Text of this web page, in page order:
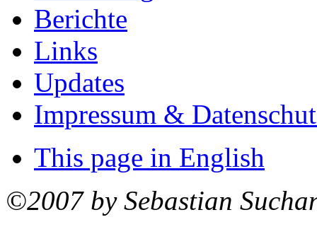
Berichte
Links
Updates
Impressum &
This page in English
©2007 by Sebastian